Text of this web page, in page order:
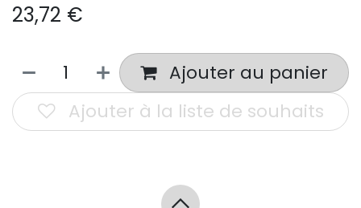
23,72 €
Ajouter au panier
Ajouter à la liste de souhaits